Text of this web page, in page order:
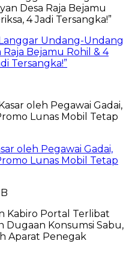
Undang-Undang
Bejamu Rohil & 4
Tersangka!”
oleh Pegawai Gadai,
Lunas Mobil Tetap